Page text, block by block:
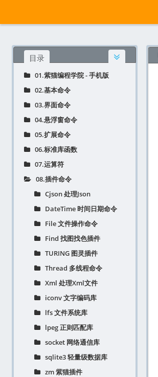
目录
01.紫猫编程学院 - 手机版
02.基本命令
03.界面命令
04.悬浮窗命令
05.扩展命令
06.标准库函数
07.运算符
08.插件命令
Cjson 处理Json
DateTime 时间日期命令
File 文件操作命令
Find 找图找色插件
TURING 图灵插件
Thread 多线程命令
Xml 处理Xml文件
iconv 文字编码库
lfs 文件系统库
lpeg 正则匹配库
socket 网络通信库
sqlite3 轻量级数据库
zm 紫猫插件